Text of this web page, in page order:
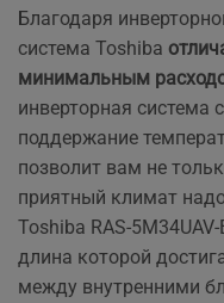
Благодаря
система Toshiba
минимальным
инверторная система
поддержание
позволит вам не
приятный климат
Toshiba RAS-
длина которой
между внутренними